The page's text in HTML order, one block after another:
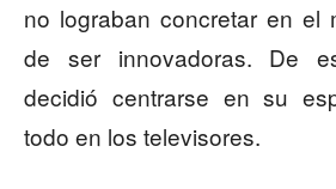
no lograban concretar en el
de ser innovadoras. De
decidió centrarse en su
todo en los televisores.